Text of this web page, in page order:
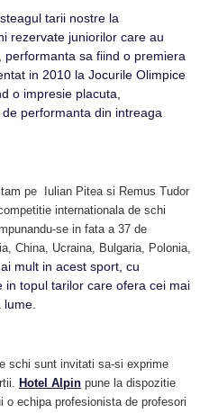
tarii nostre la
rezervate juniorilor care au
sa fiind o premiera
in 2010 la Jocurile Olimpice
o impresie placuta,
performanta din intreaga
pe Iulian Pitea si Remus Tudor
internationala de schi
se in fata a 37 de
China, Ucraina, Bulgaria, Polonia,
mult in acest sport, cu
topul tarilor care ofera cei mai
schi sunt invitati sa-si exprime
Hotel Alpin pune la dispozitie
echipa profesionista de profesori